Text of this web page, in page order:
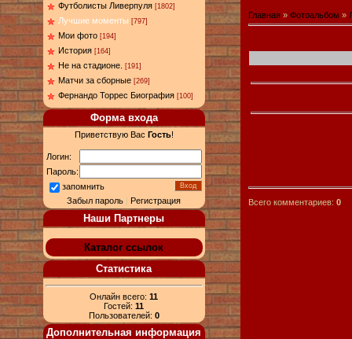
Футболисты Ливерпуля [1802]
Лучшие моменты [797]
Мои фото [194]
История [164]
Не на стадионе. [191]
Матчи за сборные [269]
Фернандо Торрес Биография [100]
Форма входа
Приветствую Вас Гость!
Логин:
Пароль:
запомнить
Забыл пароль |Регистрация
Наши Партнеры
Каталог ссылок
Статистика
Онлайн всего:11
Гостей:11
Пользователей: 0
Дополнительная информация
Главная » Фотоальбом »
Всего комментариев: 0